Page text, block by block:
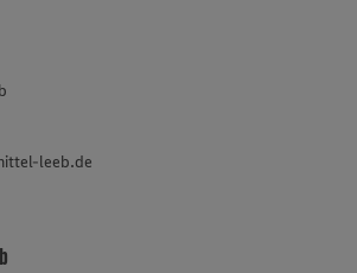
leeb.de